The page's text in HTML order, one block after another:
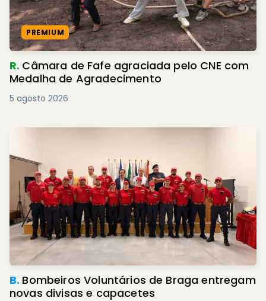
PREMIUM
R. Câmara de Fafe agraciada pelo CNE com
Medalha de Agradecimento
5 agosto 2026
B. Bombeiros Voluntários de Braga entregam
novas divisas e capacetes